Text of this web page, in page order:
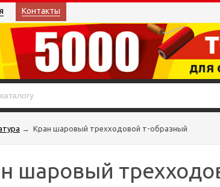
Контакты
→ Кран шаровый трехходовой т-образный
шаровый